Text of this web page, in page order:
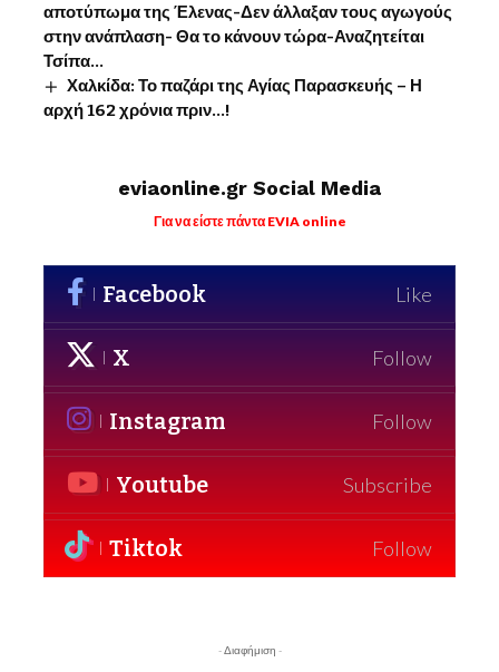
αποτύπωμα της Έλενας-Δεν άλλαξαν τους αγωγούς
στην ανάπλαση- Θα το κάνουν τώρα-Αναζητείται
Τσίπα…
Χαλκίδα: Το παζάρι της Αγίας Παρασκευής – Η
αρχή 162 χρόνια πριν…!
eviaonline.gr Social Media
Για να είστε πάντα EVIA online
Facebook Like
X Follow
Instagram Follow
Youtube Subscribe
Tiktok Follow
- Διαφήμιση -